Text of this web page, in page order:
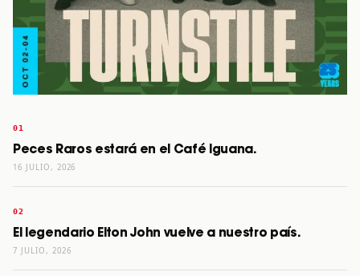
Peces Raros estará en el Café Iguana.
16 JULIO, 2026
El legendario Elton John vuelve a nuestro país.
7 JULIO, 2026